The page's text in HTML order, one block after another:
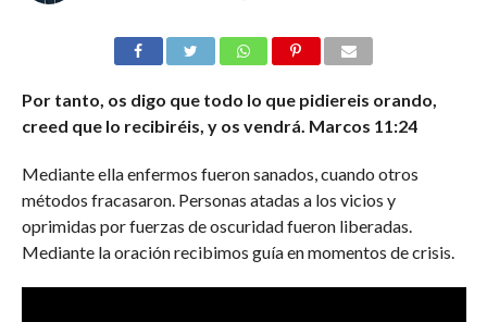
Por tanto, os digo que todo lo que pidiereis orando,
creed que lo recibiréis, y os vendrá. Marcos 11:24
Mediante ella enfermos fueron sanados, cuando otros
métodos fracasaron. Personas atadas a los vicios y
oprimidas por fuerzas de oscuridad fueron liberadas.
Mediante la oración recibimos guía en momentos de crisis.